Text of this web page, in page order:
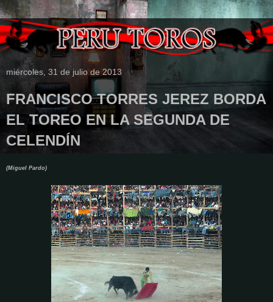
miércoles, 31 de julio de 2013
FRANCISCO TORRES JEREZ BORDA
EL TOREO EN LA SEGUNDA DE
CELENDÍN
(Miguel Pardo)